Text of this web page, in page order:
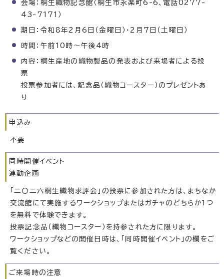
会場：桐生織物記念館（桐生市永楽町6-6、電話0277-
43-7171）
期日：令和8年2月6日（金曜日）・2月7日（土曜日）
時間：午前10時〜午後4時
内容：桐生産地の織物製品の発表および来場者による投
票
投票参加者には、記念品（織物コースター）のプレゼントあ
り
申込み
不要
同時開催イベント
連動企画
「二〇二六桐生織物求評会」の投票に参加された方は、まちなか
交流館にて実施するワークショップまたはガチャのどちらか1つ
を無料で体験できます。
投票記念品（織物コースター）を持参された方に限ります。
ワークショップなどの開催日時は、「同時開催イベント」の欄をご
覧ください。
ご来場時の注意